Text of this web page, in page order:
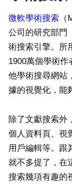
微軟學術搜索
公司的研究部門
術搜索引擎。所
1900萬個學術
他學術搜尋網站
據的視覺化，能
除了文獻搜索外
個人資料頁、視
用戶編輯等。跟
就不多提了，在
搜索幾項有趣的